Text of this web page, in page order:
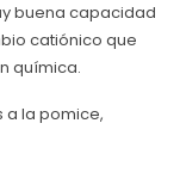
buena capacidad
catiónico que
química.
a la pomice,